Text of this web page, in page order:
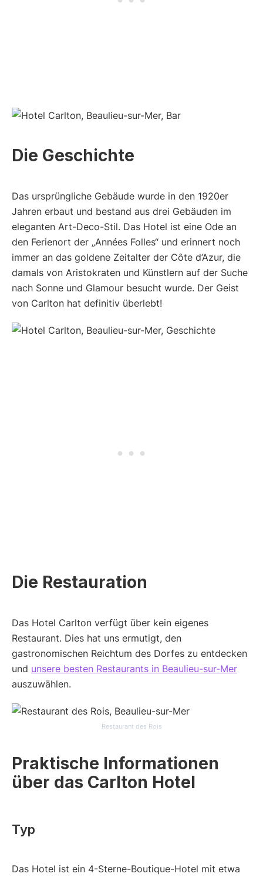
Die Geschichte
Das ursprüngliche Gebäude wurde in den 1920er
Jahren erbaut und bestand aus drei Gebäuden im
eleganten Art-Deco-Stil. Das Hotel ist eine Ode an
den Ferienort der „Années Folles“ und erinnert noch
immer an das goldene Zeitalter der Côte d’Azur, die
damals von Aristokraten und Künstlern auf der Suche
nach Sonne und Glamour besucht wurde. Der Geist
von Carlton hat definitiv überlebt!
Die Restauration
Das Hotel Carlton verfügt über kein eigenes
Restaurant. Dies hat uns ermutigt, den
gastronomischen Reichtum des Dorfes zu entdecken
und unsere besten Restaurants in Beaulieu-sur-Mer
auszuwählen.
Restaurant des Rois
Praktische Informationen
über das Carlton Hotel
Typ
Das Hotel ist ein 4-Sterne-Boutique-Hotel mit etwa